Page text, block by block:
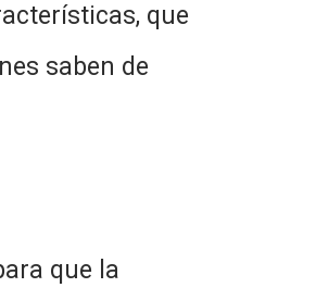
que
saben de
que la